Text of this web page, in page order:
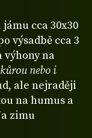
cca 30x30
výsadbě cca 3
výhony na
kůrou nebo i
ale nejraději
na humus a
zimu